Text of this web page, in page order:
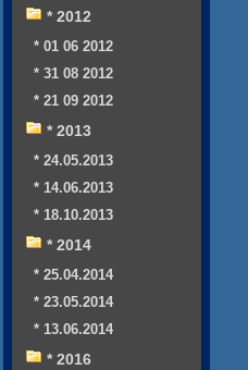
* 2012
* 01 06 2012
* 31 08 2012
* 21 09 2012
* 2013
* 24.05.2013
* 14.06.2013
* 18.10.2013
* 2014
* 25.04.2014
* 23.05.2014
* 13.06.2014
* 2016